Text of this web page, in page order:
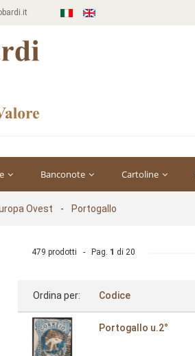
Banconote Cartoline
Ovest - Portogallo
479 prodotti - Pag. 1 di 20
Ordina per: Codice
Portogallo u.2°